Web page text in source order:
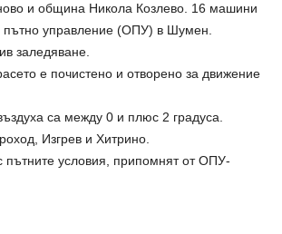
и община Никола Козлево. 16 машини
пътно управление (ОПУ) в Шумен.
заледяване.
е почистено и отворено за движение
са между 0 и плюс 2 градуса.
Изгрев и Хитрино.
пътните условия, припомнят от ОПУ-